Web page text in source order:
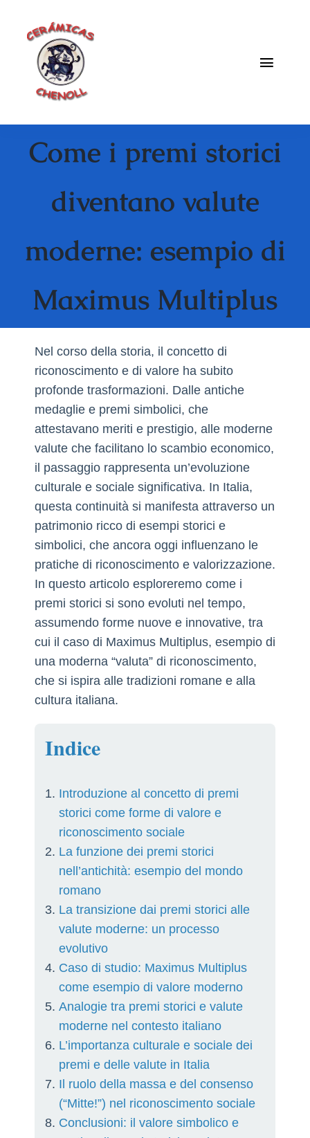
contenido
Toggle
Galeria
Catalogo
Contacto
Come i premi storici
diventano valute
moderne: esempio di
Maximus Multiplus
Nel corso della storia, il concetto di
riconoscimento e di valore ha subito
profonde trasformazioni. Dalle antiche
medaglie e premi simbolici, che
attestavano meriti e prestigio, alle moderne
valute che facilitano lo scambio economico,
il passaggio rappresenta un’evoluzione
culturale e sociale significativa. In Italia,
questa continuità si manifesta attraverso un
patrimonio ricco di esempi storici e
simbolici, che ancora oggi influenzano le
pratiche di riconoscimento e valorizzazione.
In questo articolo esploreremo come i
premi storici si sono evoluti nel tempo,
assumendo forme nuove e innovative, tra
cui il caso di Maximus Multiplus, esempio di
una moderna “valuta” di riconoscimento,
che si ispira alle tradizioni romane e alla
cultura italiana.
Indice
Introduzione al concetto di premi
storici come forme di valore e
riconoscimento sociale
La funzione dei premi storici
nell’antichità: esempio del mondo
romano
La transizione dai premi storici alle
valute moderne: un processo
evolutivo
Caso di studio: Maximus Multiplus
come esempio di valore moderno
Analogie tra premi storici e valute
moderne nel contesto italiano
L’importanza culturale e sociale dei
premi e delle valute in Italia
Il ruolo della massa e del consenso
(“Mitte!”) nel riconoscimento sociale
Conclusioni: il valore simbolico e